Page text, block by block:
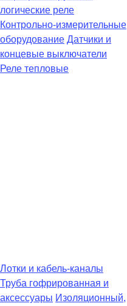
логические реле
Контрольно-измерительные
оборудование Датчики и
концевые выключатели
Реле тепловые
Лотки и кабель-каналы
Труба гофрированная и
аксессуары Изоляционный,